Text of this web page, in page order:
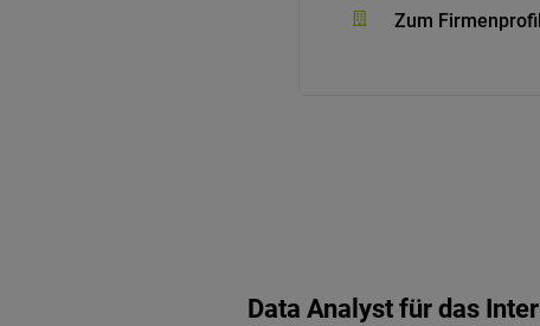
Zum Firmenprofil
Data Analyst für das